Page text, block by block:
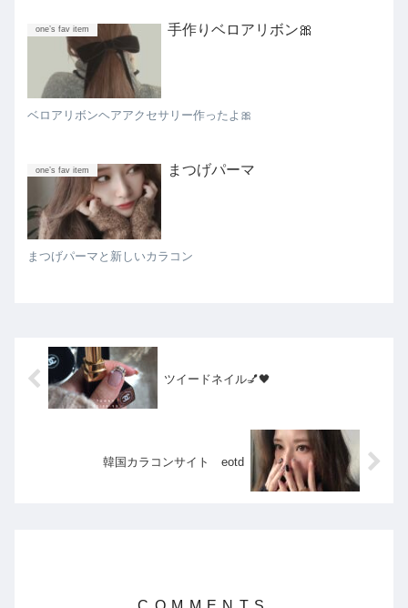
one’s fav item 手作りベロアリボン🎀
ベロアリボンヘアアクセサリー作ったよ🎀
one’s fav item まつげパーマ
まつげパーマと新しいカラコン
ツイードネイル💅🖤
韓国カラコンサイト eotd